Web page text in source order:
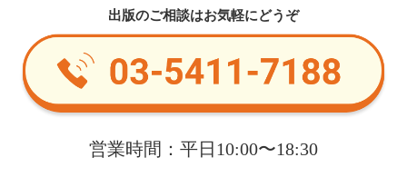
出版のご相談はお気軽にどうぞ
営業時間：平日10:00〜18:30